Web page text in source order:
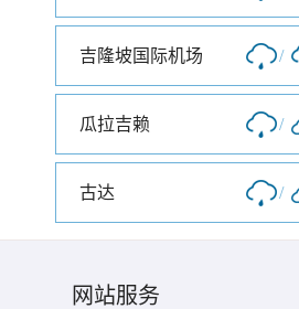
吉隆坡国际机场 /
瓜拉吉赖 /
古达 /
网站服务